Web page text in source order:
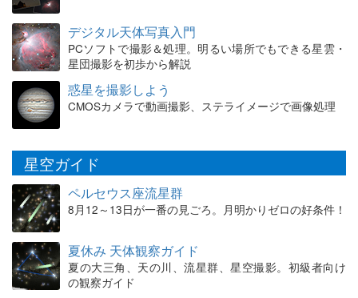
デジタル天体写真入門
PCソフトで撮影＆処理。明るい場所でもできる星雲・
星団撮影を初歩から解説
惑星を撮影しよう
CMOSカメラで動画撮影、ステライメージで画像処理
星空ガイド
ペルセウス座流星群
8月12～13日が一番の見ごろ。月明かりゼロの好条件！
夏休み 天体観察ガイド
夏の大三角、天の川、流星群、星空撮影。初級者向け
の観察ガイド